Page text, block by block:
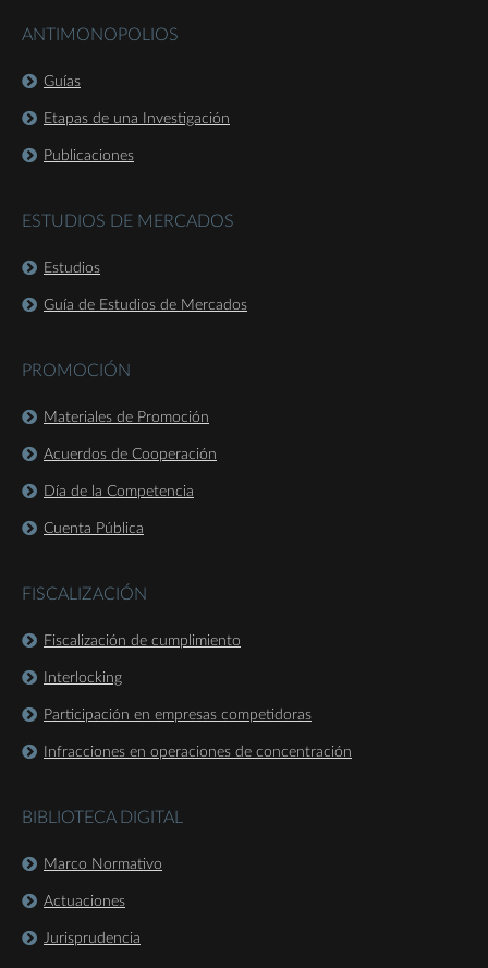
ANTIMONOPOLIOS
Guías
Etapas de una Investigación
Publicaciones
ESTUDIOS DE MERCADOS
Estudios
Guía de Estudios de Mercados
PROMOCIÓN
Materiales de Promoción
Acuerdos de Cooperación
Día de la Competencia
Cuenta Pública
FISCALIZACIÓN
Fiscalización de cumplimiento
Interlocking
Participación en empresas competidoras
Infracciones en operaciones de concentración
BIBLIOTECA DIGITAL
Marco Normativo
Actuaciones
Jurisprudencia